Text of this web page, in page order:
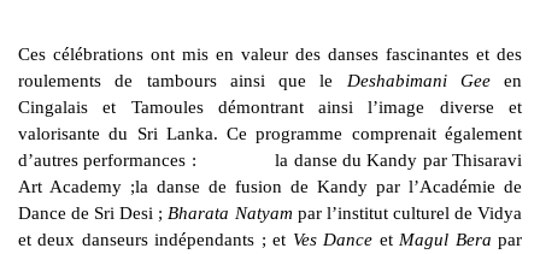
Ces célébrations ont mis en valeur des danses fascinantes et des
roulements de tambours ainsi que le Deshabimani Geeen
Cingalais et Tamoules démontrant ainsi l’image diverse et
valorisante du Sri Lanka. Ce programme comprenait également
d’autres performances : la danse du Kandy par Thisaravi
Art Academy ;la danse de fusion de Kandy par l’Académie de
Dance de Sri Desi ; Bharata Natyam par l’institut culturel de Vidya
et deux danseurs indépendants ; et Ves Dance et Magul Bera par